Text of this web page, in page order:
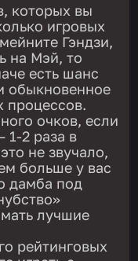
которых вы
игровых
Гэндзи,
на Мэй, то
есть шанс
обыкновенное
процессов.
очков, если
1-2 раза в
не звучало,
больше у вас
дамба под
лучшие
рейтинговых